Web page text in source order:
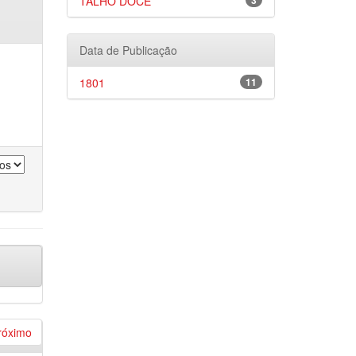
Data de Publicação
11
1801